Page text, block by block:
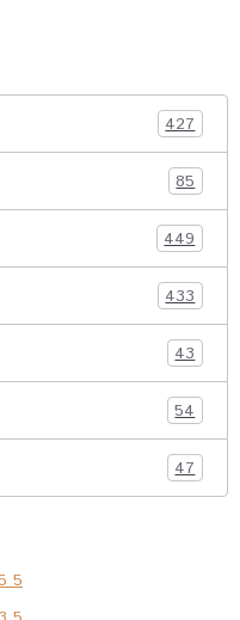
427
85
449
433
43
54
47